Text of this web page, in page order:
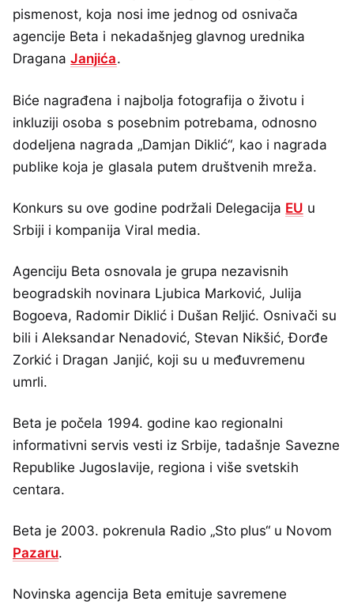
pismenost, koja nosi ime jednog od osnivača
agencije Beta i nekadašnjeg glavnog urednika
DraganaJanjića.
Biće nagrađena i najbolja fotografija o životu i
inkluziji osoba s posebnim potrebama, odnosno
dodeljena nagrada „Damjan Diklić“, kao i nagrada
publike koja je glasala putem društvenih mreža.
Konkurs su ove godine podržali Delegacija EU u
Srbiji i kompanija Viral media.
Agenciju Beta osnovala je grupa nezavisnih
beogradskih novinara Ljubica Marković, Julija
Bogoeva, Radomir Diklić i Dušan Reljić. Osnivači su
bili i Aleksandar Nenadović, Stevan Nikšić, Đorđe
Zorkić i Dragan Janjić, koji su u međuvremenu
umrli.
Beta je počela 1994. godine kao regionalni
informativni servis vesti iz Srbije, tadašnje Savezne
Republike Jugoslavije, regiona i više svetskih
centara.
Beta je 2003. pokrenula Radio „Sto plus“ u Novom
Pazaru.
Novinska agencija Beta emituje savremene